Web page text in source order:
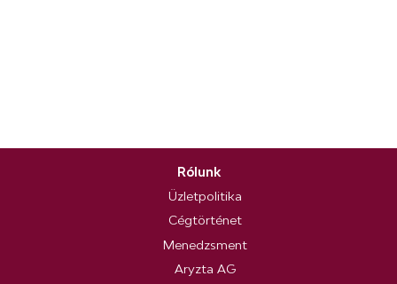
Rólunk
Üzletpolitika
Cégtörténet
Menedzsment
Aryzta AG